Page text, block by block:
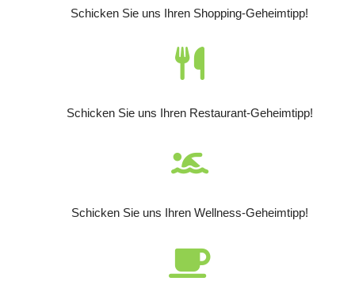
Schicken Sie uns Ihren Shopping-Geheimtipp!
Schicken Sie uns Ihren Restaurant-Geheimtipp!
Schicken Sie uns Ihren Wellness-Geheimtipp!